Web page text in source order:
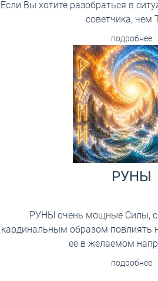
Если Вы хотите разобраться в
советчика, чем
подробнее
РУНЫ
РУНЫ очень мощные Силы,
кардинальным образом повлиять
ее в желаемом
подробнее